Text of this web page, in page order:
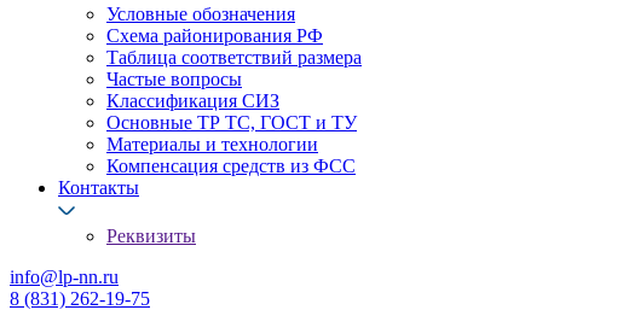
Условные обозначения
Схема районирования РФ
Таблица соответствий размера
Частые вопросы
Классификация СИЗ
Основные ТР ТС, ГОСТ и ТУ
Материалы и технологии
Компенсация средств из ФСС
Контакты
Реквизиты
info@lp-nn.ru
8 (831) 262-19-75